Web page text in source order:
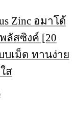
Zinc อมาโด้
ลัสซิงค์ [20
เม็ด ทานง่าย
ส